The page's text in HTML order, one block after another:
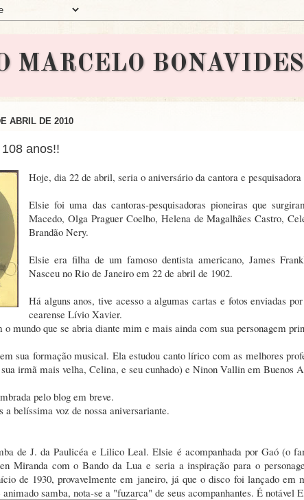
MARCELO
ABRIL DE 2010
anos!!
Hoje, dia 22 de abril, seria o aniversário da cantora e
Elsie foi uma das cantoras-pesquisadoras pioneiras que
Macedo, Olga Praguer Coelho, Helena de Magalhães Castro,
Brandão Nery.
Elsie era filha de um famoso dentista americano, James
Nasceu no Rio de Janeiro em 22 de abril de 1902.
Há alguns anos, tive acesso a algumas cartas e fotos enviadas
cearense Lívio Xavier.
o mundo que se abria diante mim e mais ainda com sua personagem
sua formação musical. Ela estudou canto lírico com as melhores
irmã mais velha, Celina, e seu cunhado) e Ninon Vallin em Buenos
pelo blog em breve.
a belíssima voz de nossa aniversariante.
de J. da Paulicéa e Lilico Leal. Elsie é acompanhada por Gaó (o
Miranda com o Bando da Lua e seria a inspiração para o
de 1930, provavelmente em janeiro, já que o disco foi lançado em
samba, nota-se a "fuzarca" de seus acompanhantes. É notável